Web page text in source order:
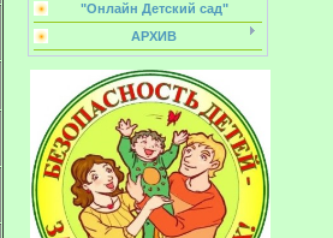
"Онлайн Детский сад"
АРХИВ